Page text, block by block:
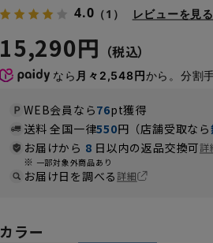
4.0 （1） レビューを見る
15,290円
なら 月々2,548円から。分割
WEB会員なら76pt獲得
送料 全国一律550円（店舗受取なら
お届けから 8 日以内の返品交換可詳
一部対象外商品あり
お届け日を調べる詳細
カラー